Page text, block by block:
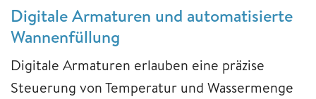
Digitale Armaturen und automatisierte
Wannenfüllung
Digitale Armaturen erlauben eine präzise
Steuerung von Temperatur und Wassermenge